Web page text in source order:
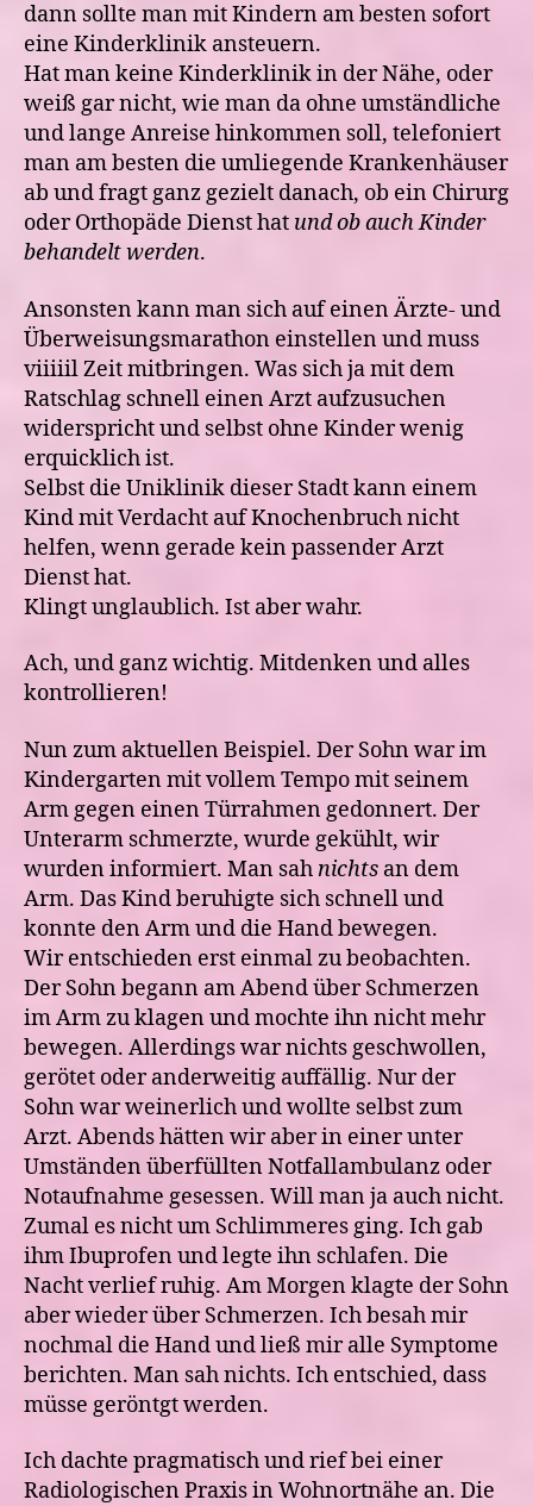
dann sollte man mit Kindern am besten sofort
eine Kinderklinik ansteuern.
Hat man keine Kinderklinik in der Nähe, oder
weiß gar nicht, wie man da ohne umständliche
und lange Anreise hinkommen soll, telefoniert
man am besten die umliegende Krankenhäuser
ab und fragt ganz gezielt danach, ob ein Chirurg
oder Orthopäde Dienst hat und ob auch Kinder
behandelt werden.
Ansonsten kann man sich auf einen Ärzte- und
Überweisungsmarathon einstellen und muss
viiiiil Zeit mitbringen. Was sich ja mit dem
Ratschlag schnell einen Arzt aufzusuchen
widerspricht und selbst ohne Kinder wenig
erquicklich ist.
Selbst die Uniklinik dieser Stadt kann einem
Kind mit Verdacht auf Knochenbruch nicht
helfen, wenn gerade kein passender Arzt
Dienst hat.
Klingt unglaublich. Ist aber wahr.
Ach, und ganz wichtig. Mitdenken und alles
kontrollieren!
Nun zum aktuellen Beispiel. Der Sohn war im
Kindergarten mit vollem Tempo mit seinem
Arm gegen einen Türrahmen gedonnert. Der
Unterarm schmerzte, wurde gekühlt, wir
wurden informiert. Man sahnichts an dem
Arm. Das Kind beruhigte sich schnell und
konnte den Arm und die Hand bewegen.
Wir entschieden erst einmal zu beobachten.
Der Sohn begann am Abend über Schmerzen
im Arm zu klagen und mochte ihn nicht mehr
bewegen. Allerdings war nichts geschwollen,
gerötet oder anderweitig auffällig. Nur der
Sohn war weinerlich und wollte selbst zum
Arzt. Abends hätten wir aber in einer unter
Umständen überfüllten Notfallambulanz oder
Notaufnahme gesessen. Will man ja auch nicht.
Zumal es nicht um Schlimmeres ging. Ich gab
ihm Ibuprofen und legte ihn schlafen. Die
Nacht verlief ruhig. Am Morgen klagte der Sohn
aber wieder über Schmerzen. Ich besah mir
nochmal die Hand und ließ mir alle Symptome
berichten. Man sah nichts. Ich entschied, dass
müsse geröntgt werden.
Ich dachte pragmatisch und rief bei einer
Radiologischen Praxis in Wohnortnähe an. Die